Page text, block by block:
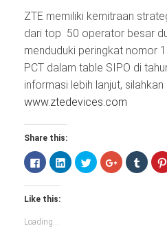
ZTE memiliki kemitraan
dari top 50 operator besar
menduduki peringkat nomor
PCT dalam table SIPO di
informasi lebih lanjut, silahkan
www.ztedevices.com
Share this:
Click
to
share
on
Facebook
(Opens
new
window)
Click
to
share
Click
to
share
Click
to
share
Click
to
share
Like this:
Loading...